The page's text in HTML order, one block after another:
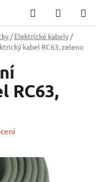
Hledat
KOŠÍK
/ Elektrické kabely /
kabel RC63, zeleno
RC63,